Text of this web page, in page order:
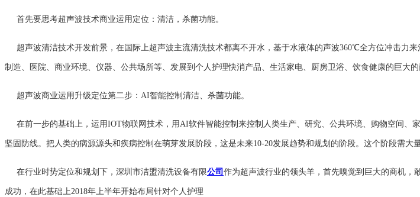
首先要思考超声波技术商业运用定位：清洁，杀菌功能。
超声波清洁技术开发前景，在国际上超声波主流清洗技术都离不开水，基于水液体的声波360℃全方位冲击力
制造、医院、商业环境、仪器、公共场所等、发展到个人护理快消产品、生活家电、厨房卫浴、饮食健康的巨大的
超声波商业运用升级定位第二步：AI智能控制清洁、杀菌功能。
在前一步的基础上，运用IOT物联网技术，用AI软件智能控制来控制人类生产、研究、公共环境、购物空间
坚固防线。把人类的病源源头和疾病控制在萌芽发展阶段，这是未来10-20发展趋势和规划的阶段。这个阶段需大
在行业时势定位和规划下，深圳市洁盟清洗设备有限公司 作为超声波行业的领头羊，首先嗅觉到巨大的商机，
成功，在此基础上2018年上半年开始布局针对个人护理